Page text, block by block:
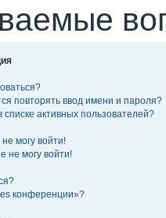
повторять ввод имени и пароля?
активных пользователей?
могу войти!
не могу войти!
конференции»?